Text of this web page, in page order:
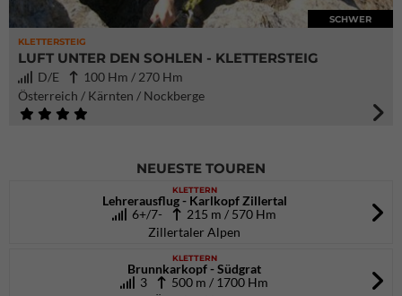
KLETTERSTEIG
SCHWER
LUFT UNTER DEN SOHLEN - KLETTERSTEIG
D/E
100 Hm / 270 Hm
Österreich / Kärnten / Nockberge
NEUESTE TOUREN
KLETTERN
Lehrerausflug - Karlkopf Zillertal
6+/7-
215 m / 570 Hm
Zillertaler Alpen
KLETTERN
Brunnkarkopf - Südgrat
3
500 m / 1700 Hm